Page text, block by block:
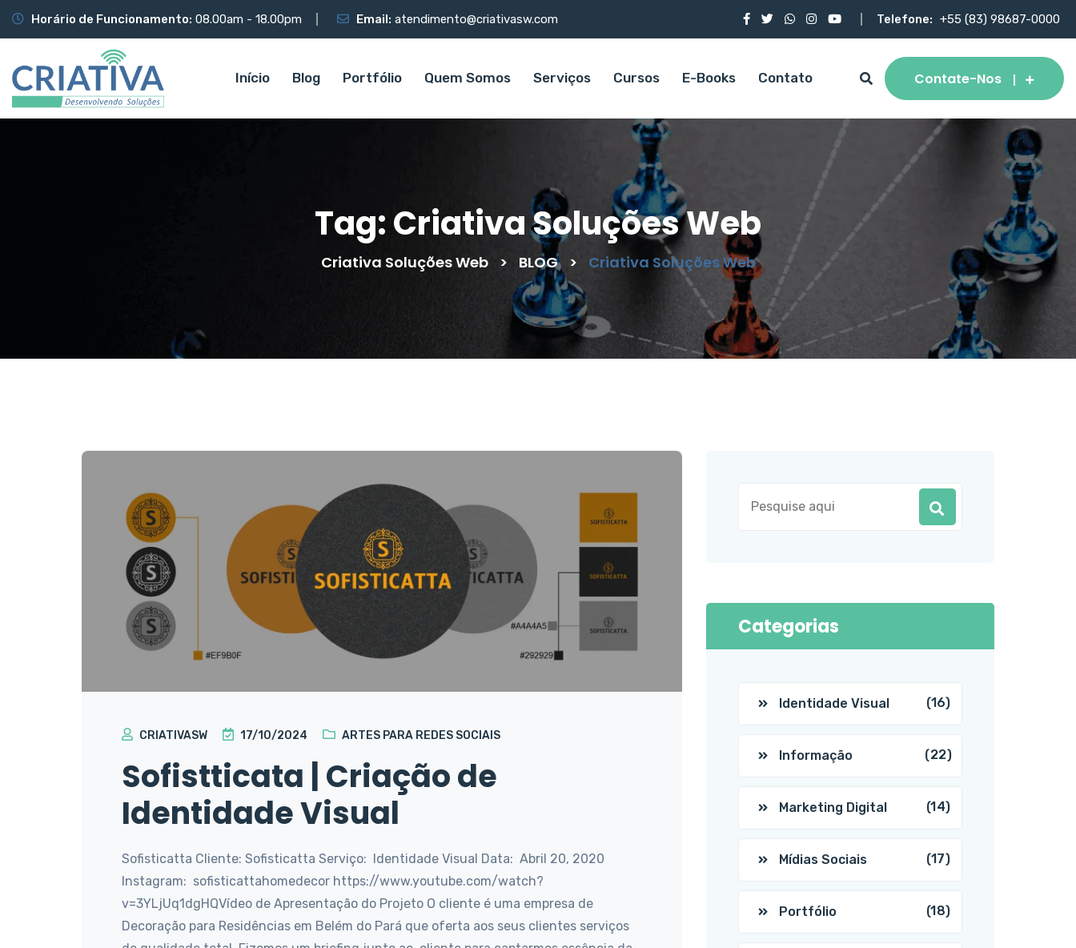
Horário de Funcionamento: 08.00am - 18.00pm Email: atendimento@criativasw.com Telefone: +55 (83) 98687-0000
Início Blog Portfólio Quem Somos Serviços Cursos E-Books Contato Contate-Nos
Tag:Criativa Soluções Web
Criativa Soluções Web > BLOG > Criativa Soluções Web
CRIATIVASW 17/10/2024 ARTES PARA REDES SOCIAIS
Sofistticata | Criação de
Identidade Visual
Sofisticatta Cliente: Sofisticatta Serviço: Identidade Visual Data: Abril 20, 2020
Instagram: sofisticattahomedecor https://www.youtube.com/watch?
v=3YLjUq1dgHQVídeo de Apresentação do Projeto O cliente é uma empresa de
Decoração para Residências em Belém do Pará que oferta aos seus clientes serviços
Categorias
Identidade Visual (16)
Informação (22)
Marketing Digital (14)
Mídias Sociais (17)
Portfólio (18)